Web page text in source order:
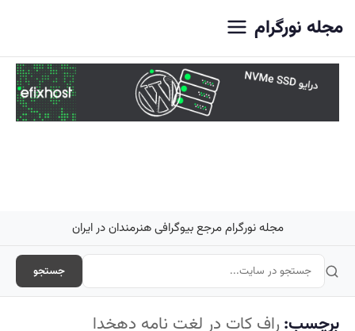
مجله نورگرام
مجله نورگرام مرجع بیوگرافی هنرمندان در ایران
جستجو
برچسب: راف کات در لغت نامه دهخدا